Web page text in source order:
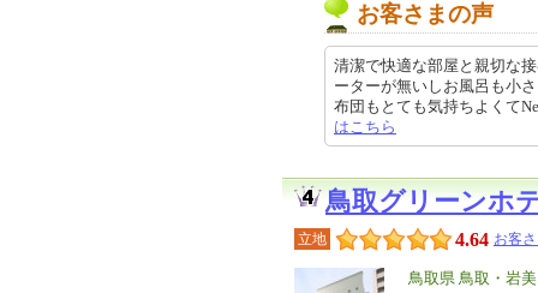
お客さまの声
清潔で快適な部屋と親切な
ーターが無いしお風呂も小
布団もとても気持ちよくて
はこちら
鳥取グリーンホ
立地 4.64 お客
エ
鳥取県 鳥取・岩